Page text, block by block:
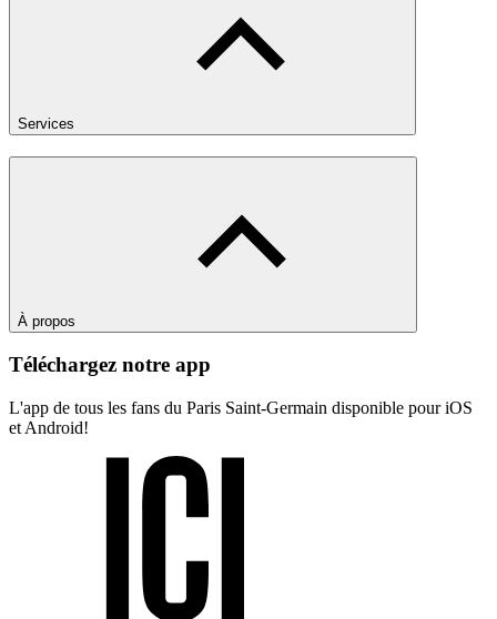
Services
À propos
Téléchargez notre app
L'app de tous les fans du Paris Saint-Germain disponible pour iOS
et Android!